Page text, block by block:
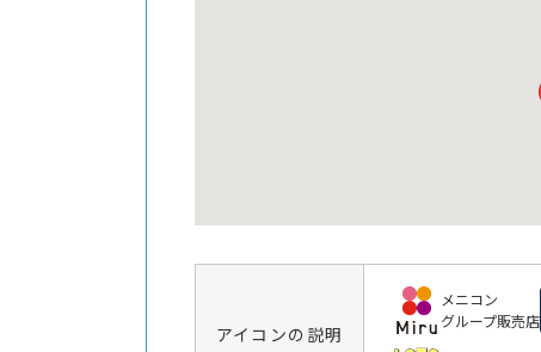
アイコンの説明
メニコン
グループ販売店